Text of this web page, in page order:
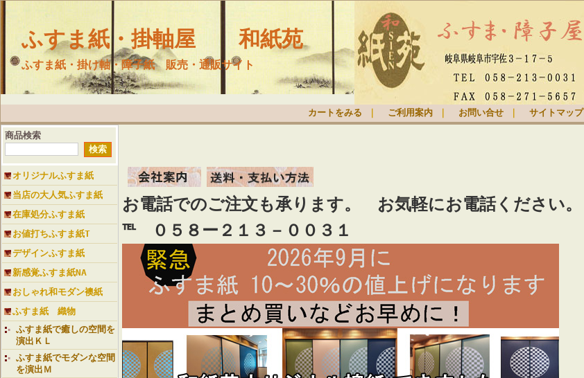
ふすま紙・掛軸屋 和紙苑
ふすま紙・掛け軸・障子紙 販売・通販サイト
カートをみる ご利用案内 お問い合せ サイトマップ
商品検索
オリジナルふすま紙
当店の大人気ふすま紙
在庫処分ふすま紙
お値打ちふすま紙T
デザインふすま紙
新感覚ふすま紙NA
おしゃれ和モダン襖紙
ふすま紙 織物
ふすま紙で癒しの空間を
演出ＫＬ
ふすま紙でモダンな空間
を演出Ｍ
お電話でのご注文も承ります。 お気軽にお電話ください。
℡ ０５８ー２１３－００３１